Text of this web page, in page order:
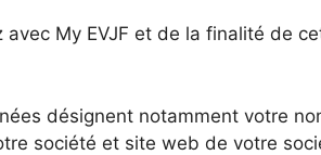
My EVJF et de la finalité de
désignent notamment votre
société et site web de votre